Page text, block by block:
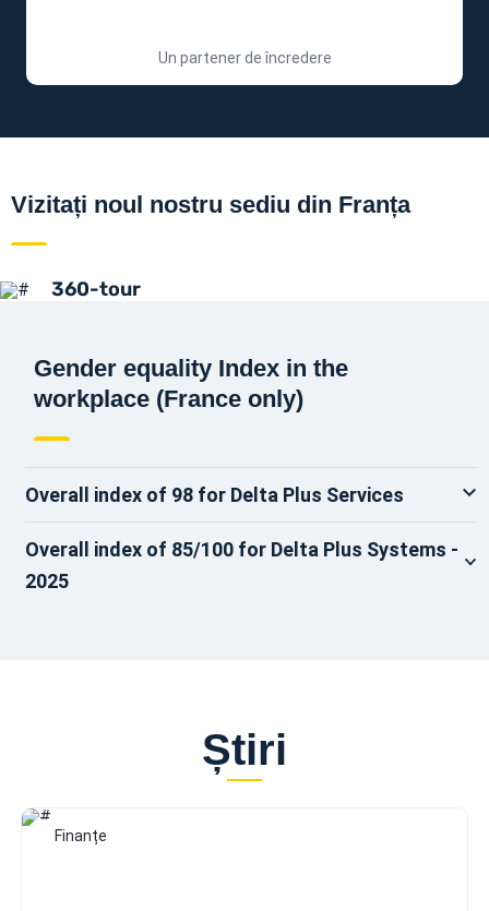
Un partener de încredere
Vizitați noul nostru sediu din Franța
360-tour
Gender equality Index in the
workplace (France only)
Overall index of 98 for Delta Plus Services
Overall index of 85/100 for Delta Plus Systems -
2025
Știri
Finanțe